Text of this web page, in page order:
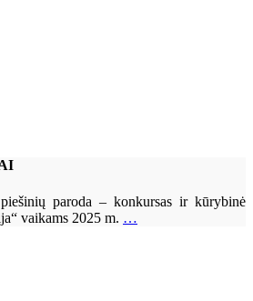
paroda – konkursas ir kūrybinė
vaikams 2025 m. …